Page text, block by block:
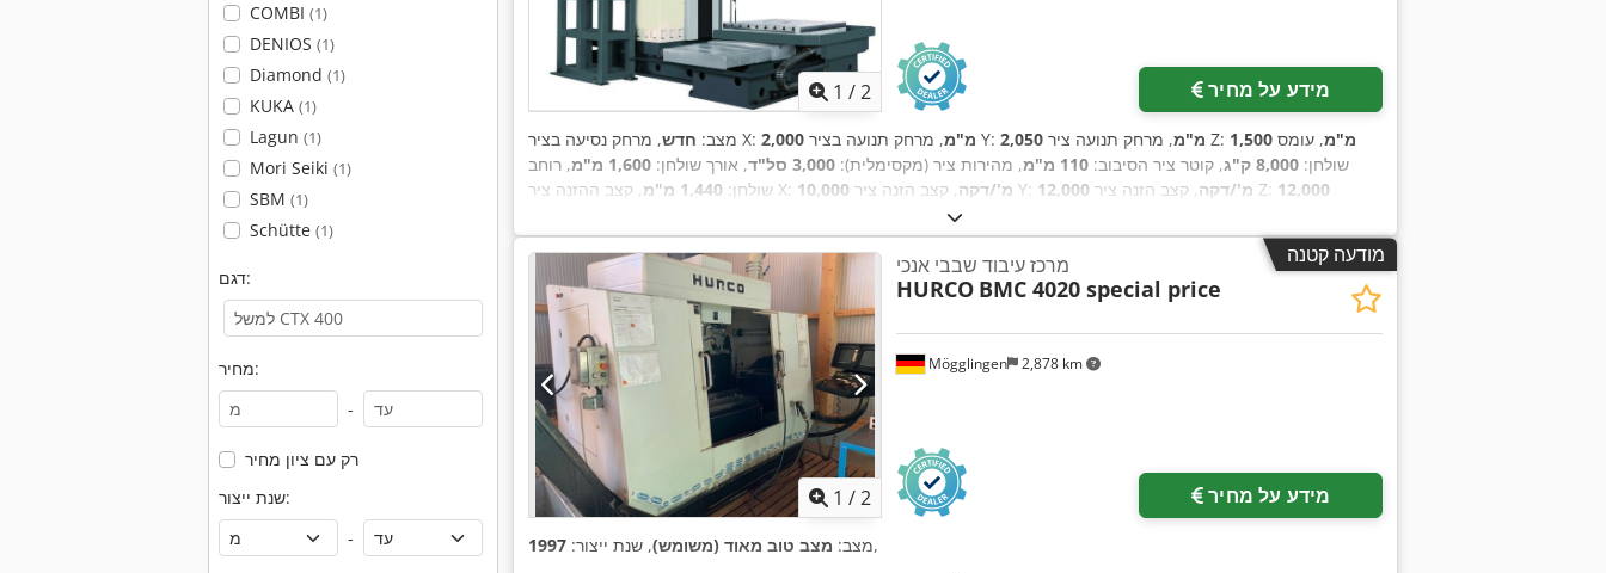
COMBI (1)
DENIOS (1)
Diamond (1)
KUKA (1)
Lagun (1)
Mori Seiki (1)
SBM (1)
Schütte (1)
דגם:
מחיר:
-
רק עם ציון מחיר
שנת ייצור:
-
1 /2 מידע על מחיר
מצב: חדש , מרחק נסיעה בציר X: 2,000 מ"מ , מרחק תנועה בציר Y: 2,050 מ"מ , מרחק תנועה ציר Z: 1,500 מ"מ, עומס
שולחן: 8,000 ק"ג , קוטר ציר הסיבוב: 110 מ"מ , מהירות ציר (מקסימלית): 3,000 סל"ד , אורך שולחן: 1,600 מ"מ
, רוחב
שולחן: 1,440 מ"מ , קצב ההזנה ציר X: 10,000 מ'/דקה , קצב הזנה ציר Y: 12,000 מ'/דקה , קצב הזנה ציר Z: 12,000
, מרחק תנועת הכוש:
הציר הראשי:110 מ"מ , משקל כולל:25,000 ק"ג , ציוד:מהירות סיבוב משתנה ללא הגבלה ,
מודעה קטנה
1 /2
Mögglingen 2,878 km
מרכז עיבוד שבבי אנכי
HURCO BMC 4020 special price
מידע על מחיר
מצב: מצב טוב מאוד (משומש), שנת ייצור: 1997 ,